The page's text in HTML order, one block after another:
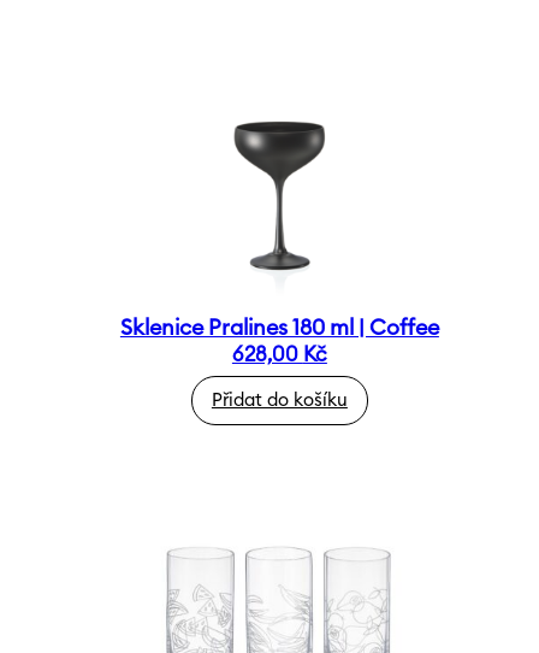
Sklenice Pralines 180 ml | Coffee
628,00 Kč
Přidat do košíku